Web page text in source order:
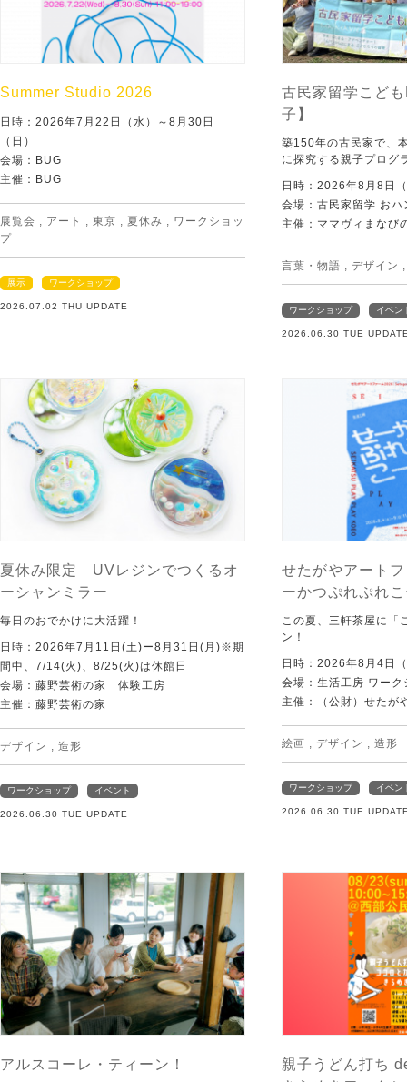
Summer Studio 2026
日時：2026年7月22日（水）～8月30日
（日）
会場：BUG
主催：BUG
展覧会 , アート , 東京 , 夏休み , ワークショッ
プ
展示 ワークショップ
2026.07.02 THU UPDATE
古民家留学こど
子】
築150年の古民家で、
に探究する親子プログ
日時：2026年8月8日
会場：古民家留学 おハ
主催：ママヴィまなび
言葉・物語 , デザイン
ワークショップ イベン
2026.06.30 TUE
夏休み限定 UVレジンでつくるオ
ーシャンミラー
毎日のおでかけに大活躍！
日時：2026年7月11日(土)ー8月31日(月)※期
間中、7/14(火)、8/25(火)は休館日
会場：藤野芸術の家 体験工房
主催：藤野芸術の家
デザイン , 造形
ワークショップ イベント
2026.06.30 TUE UPDATE
せたがやアート
ーかつぷれぷれ
この夏、三軒茶屋に「
ン！
日時：2026年8月4日
会場：生活工房 ワー
主催：（公財）せたが
絵画 , デザイン , 造形
ワークショップ イベン
2026.06.30 TUE
アルスコーレ・ティーン！
親子うどん打ち